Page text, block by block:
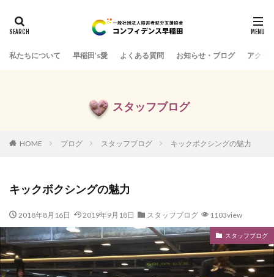
私たちについて 早稲田’s愛 よくある質問 お知らせ・ブログ アクセ
スタッフブログ
HOME ブログ スタッフブログ キックボクシングの魅力
キックボクシングの魅力
2018年8月16日 2019年9月18日 スタッフブログ 1103view
スタッフブログ